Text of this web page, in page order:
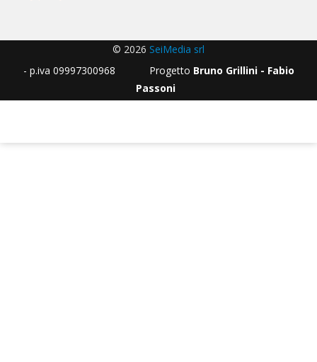
© 2026 SeiMedia srl
- p.iva 09997300968 Progetto Bruno Grillini - Fabio
Passoni